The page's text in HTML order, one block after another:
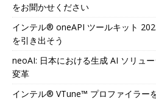
をお聞かせください
インテル® oneAPI ツールキット
を引き出そう
neoAI: 日本における生成 AI ソリュ
変革
インテル® VTune™ プロファイラー